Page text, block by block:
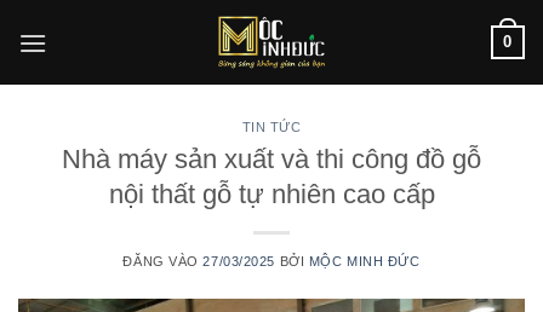
qua
0
TIN TỨC
Nhà máy sản xuất và thi công đồ gỗ
nội thất gỗ tự nhiên cao cấp
ĐĂNG VÀO27/03/2025 BỞI MỘC MINH ĐỨC